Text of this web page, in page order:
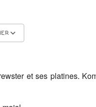
et ses platines.